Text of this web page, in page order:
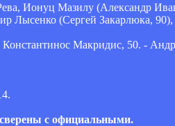
Ионуц Мазилу (Александр
Лысенко (Сергей Закарлюка,
Макридис, 50. -
с официальными.